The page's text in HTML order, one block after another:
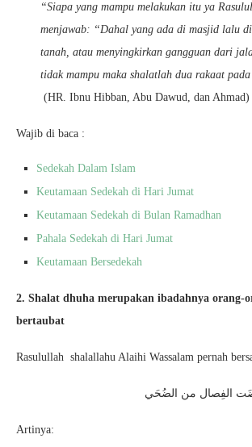
“Siapa yang mampu melakukan itu ya
menjawab: “Dahal yang ada di masjid lalu
tanah, atau menyingkirkan gangguan dari
tidak mampu maka shalatlah dua rakaat
(HR. Ibnu Hibban, Abu Dawud, dan Ahmad)
Wajib di baca :
Sedekah Dalam Islam
Keutamaan Sedekah di Hari Jumat
Keutamaan Sedekah di Bulan Ramadhan
Pahala Sedekah di Hari Jumat
Keutamaan Bersedekah
2. Shalat dhuha merupakan ibadahnya orang-
bertaubat
Rasulullah shalallahu Alaihi Wassalam pernah
الفِصال من الضُحَي
Artinya: